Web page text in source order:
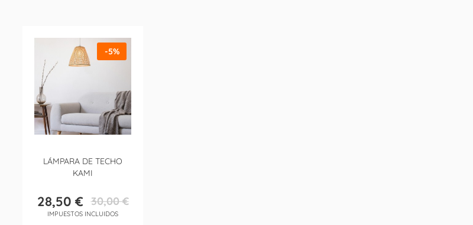
LÁMPARA DE TECHO
KAMI
Precio
28,50 €Precio
base
30,00 €
IMPUESTOS INCLUIDOS
-5%